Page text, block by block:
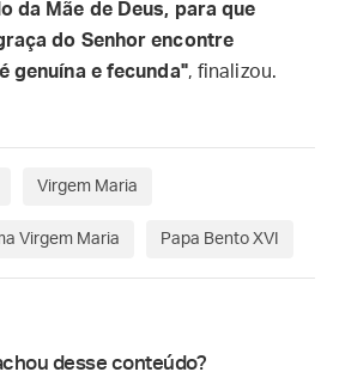
da Mãe de Deus, para que
do Senhor encontre
genuína e fecunda", finalizou.
Virgem Maria
Virgem Maria Papa Bento XVI
desse conteúdo?